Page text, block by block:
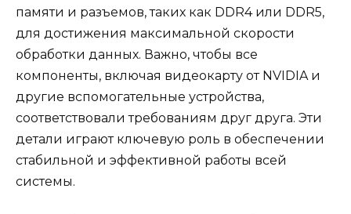
памяти и разъемов, таких как DDR4 или DDR5,
для достижения максимальной скорости
обработки данных. Важно, чтобы все
компоненты, включая видеокарту от NVIDIA и
другие вспомогательные устройства,
соответствовали требованиям друг друга. Эти
детали играют ключевую роль в обеспечении
стабильной и эффективной работы всей
системы.